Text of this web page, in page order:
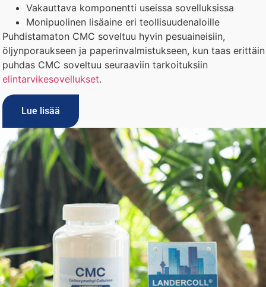
Vakauttava komponentti useissa sovelluksissa
Monipuolinen lisäaine eri teollisuudenaloille
Puhdistamaton CMC soveltuu hyvin pesuaineisiin,
öljynporaukseen ja paperinvalmistukseen, kun taas erittäin
puhdas CMC soveltuu seuraaviin tarkoituksiin
elintarvikesovellukset.
Lue lisää